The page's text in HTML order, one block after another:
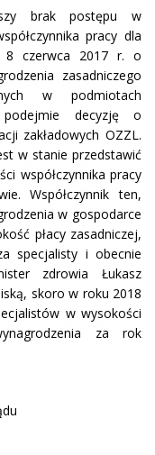
brak postępu w
pracy dla
8 czerwca 2017 r. o
zasadniczego
w podmiotach
decyzję o
zakładowych OZZL.
w stanie przedstawić
współczynnika pracy
Współczynnik ten,
w gospodarce
płacy zasadniczej,
specjalisty i obecnie
zdrowia Łukasz
skoro w roku 2018
w wysokości
za rok